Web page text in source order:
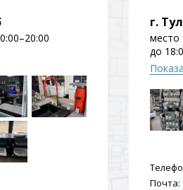
и ограждения
Душевые ограждения На
г.
место
до
Почта: